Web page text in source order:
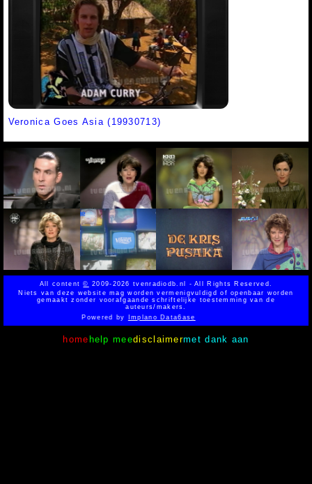
Veronica Goes Asia (19930713)
All content© 2009-2026 tvenradiodb.nl - All Rights Reserved.
Niets van deze website mag worden vermenigvuldigd of openbaar worden
gemaakt zonder voorafgaande schriftelijke toestemming van de
auteurs/makers.
Powered by Implano Data6ase
home help meedisclaimermet dank aan